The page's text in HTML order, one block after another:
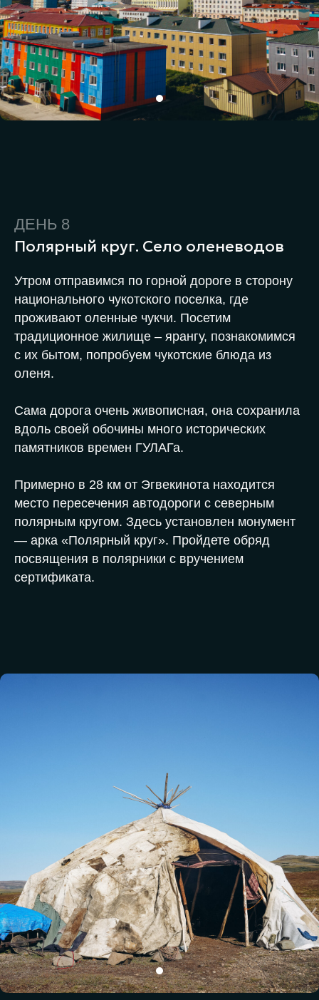
ДЕНЬ 8
Полярный круг. Село оленеводов
Утром отправимся по горной дороге в сторону
национального чукотского поселка, где
проживают оленные чукчи. Посетим
традиционное жилище – ярангу, познакомимся
с их бытом, попробуем чукотские блюда из
оленя.
Сама дорога очень живописная, она сохранила
вдоль своей обочины много исторических
памятников времен ГУЛАГа.
Примерно в 28 км от Эгвекинота находится
место пересечения автодороги с северным
полярным кругом. Здесь установлен монумент
— арка «Полярный круг». Пройдете обряд
посвящения в полярники с вручением
сертификата.
СТОИМОСТЬ
430 000 ₽
→ проживание в хостеле Базы морских
экспедиций "Алеут", в гостинице квартирного типа
и на базе на острове Коса Мээчкын
→ 3-х разовое питание
→ все активности программы
→ мероприятия: показы фильмов, лекции
→ возможность пользоваться прачечной
→ наземное обслуживание до и после
трансфер)
→ обязательная медицинская страховка с
покрытием экстренной эвакуации
→ размещение в гостинице Анадырь
В СТОИМОСТЬ ПРОГРАММЫНЕ ВХОДИТ
(ОПЛАЧИВАЕТСЯ ДОПОЛНИТЕЛЬНО):
ПУТЕШЕСТВЕННИКА
Все вещи необходимо упаковать
в мягкие сумки и рюкзаки!
Верхняя одежда должна быть свободной, чтобы иметь
возможность надеть под нее другие слои одежды!
Берите привычные вам средства, чтобы избежать
аллергических реакций
в экспедиции!
куртка-штормовка, брюки из водоотталкивающих
материалов (waterproof) или ветро-, валгозащитная
одежда с мембраной
водонепромокаемые сапоги
до колена: резиновые или
из синтетических материалов
с теплой внутренней вставкой